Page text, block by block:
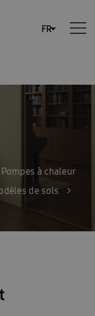
Pompes à chaleur
de sols
>